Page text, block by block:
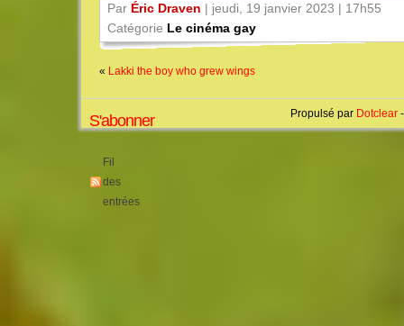
Par Éric Draven | jeudi, 19 janvier 2023 | 17h55
Catégorie Le cinéma gay
« Lakki the boy who grew wings
S'abonner
Fil
des
entrées
Propulsé par Dotclear